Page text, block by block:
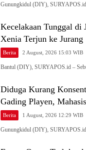
Gunungkidul (DIY),
Kecelakaan Tunggal
Xenia Terjun ke Jurang
Berita 2 August, 2026 15:03 WIB
Bantul (DIY), SURYAPOS.id –
Diduga Kurang
Gading Playen,
Berita 1 August, 2026 12:29 WIB
Gunungkidul (DIY),